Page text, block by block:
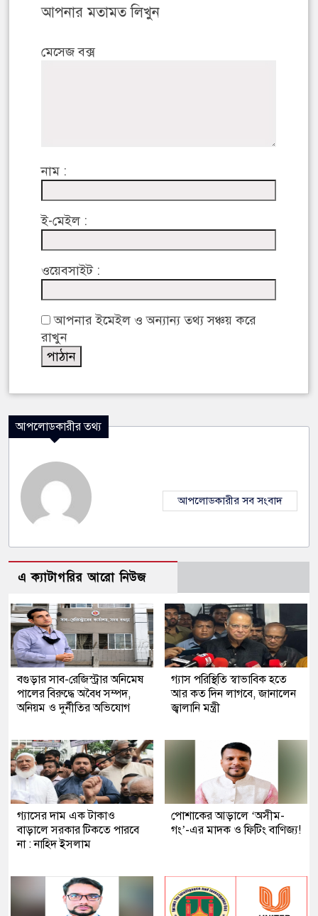
আপনার মতামত লিখুন
মেসেজ বক্স
নাম :
ই-মেইল :
ওয়েবসাইট :
আপনার ইমেইল ও অন্যান্য তথ্য সঞ্চয় করে
রাখুন
আপলোডকারীর তথ্য
আপলোডকারীর সব সংবাদ
এ ক্যাটাগরির আরো নিউজ
বগুড়ার সাব-রেজিস্ট্রার অনিমেষ
পালের বিরুদ্ধে অবৈধ সম্পদ,
অনিয়ম ও দুর্নীতির অভিযোগ
গ্যাস পরিস্থিতি স্বাভাবিক হতে
আর কত দিন লাগবে, জানালেন
জ্বালানি মন্ত্রী
গ্যাসের দাম এক টাকাও
বাড়ালে সরকার টিকতে পারবে
না : নাহিদ ইসলাম
পোশাকের আড়ালে ‘অসীম-
গং’-এর মাদক ও ফিটিং বাণিজ্য!